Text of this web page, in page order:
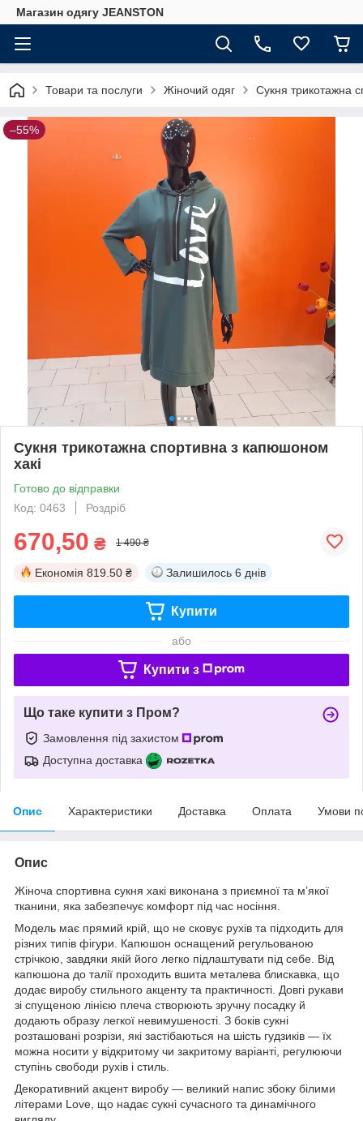
Магазин одягу JEANSTON
Товари та послуги Жіночий одяг Сукня трикотажна
–55%
Сукня трикотажна спортивна з капюшоном
хакі
Готово до відправки
Код: 0463
Роздріб
670,50 ₴ 1 490 ₴
Економія 819.50 ₴ Залишилось 6 днів
Купити
або
Купити з
Що таке купити з Пром?
Замовлення під захистом
Доступна доставка
Опис Характеристики Доставка Оплата Умови
Опис
Жіноча спортивна сукня хакі виконана з приємної та м’якої
тканини, яка забезпечує комфорт під час носіння.
Модель має прямий крій, що не сковує рухів та підходить для
різних типів фігури. Капюшон оснащений регульованою
стрічкою, завдяки якій його легко підлаштувати під себе. Від
капюшона до талії проходить вшита металева блискавка, що
додає виробу стильного акценту та практичності. Довгі рукави
зі спущеною лінією плеча створюють зручну посадку й
додають образу легкої невимушеності. З боків сукні
розташовані розрізи, які застібаються на шість гудзиків — їх
можна носити у відкритому чи закритому варіанті, регулюючи
ступінь свободи рухів і стиль.
Декоративний акцент виробу — великий напис збоку білими
літерами Love, що надає сукні сучасного та динамічного